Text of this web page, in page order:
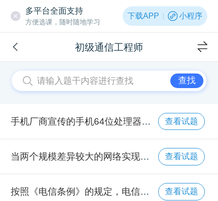
多平台全面支持
方便选课，随时随地学习
下载APP 小程序
初级通信工程师
查找
手机厂商宣传的手机64位处理器，是指CPU一次性可处理的数据量是（ ）字节。 查看试题
当两个规模差异较大的网络实现互联时，两者从互联获得的收益关系是（ ）。 查看试题
按照《电信条例》的规定，电信网之间不应当按照（ ）的原则实现互联互通。 查看试题